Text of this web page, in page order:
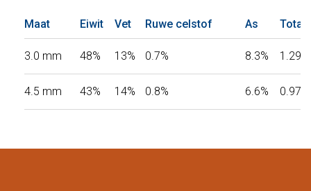
Maat Eiwit Vet Ruwe celstof As
3.0 mm 48% 13% 0.7% 8.3% 1.29%
4.5 mm 43% 14% 0.8% 6.6% 0.97%